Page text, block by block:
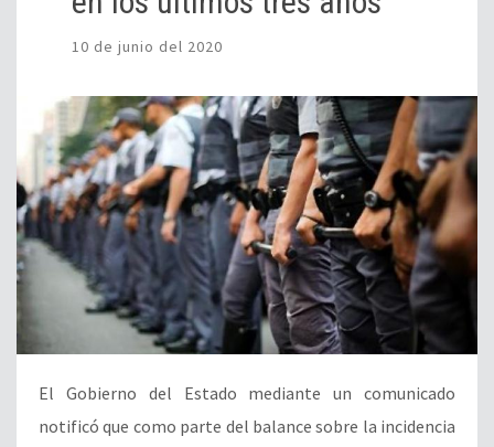
10 de junio del 2020
El Gobierno del Estado mediante un comunicado
notificó que como parte del balance sobre la incidencia